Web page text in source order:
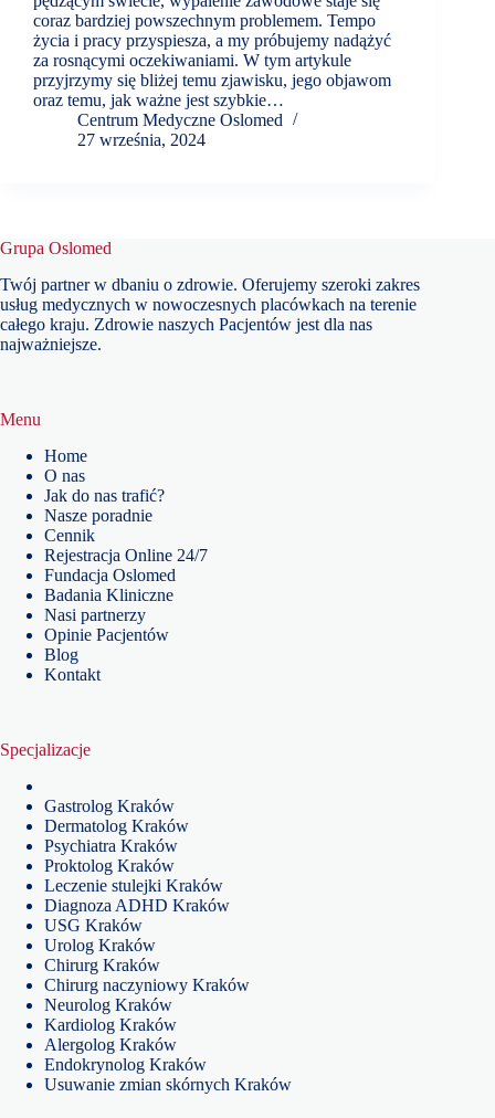
coraz bardziej powszechnym problemem. Tempo
życia i pracy przyspiesza, a my próbujemy nadążyć
za rosnącymi oczekiwaniami. W tym artykule
przyjrzymy się bliżej temu zjawisku, jego objawom
oraz temu, jak ważne jest szybkie…
Centrum Medyczne Oslomed
27 września, 2024
Grupa Oslomed
Twój partner w dbaniu o zdrowie. Oferujemy szeroki zakres
usług medycznych w nowoczesnych placówkach na terenie
całego kraju. Zdrowie naszych Pacjentów jest dla nas
najważniejsze.
Menu
Home
O nas
Jak do nas trafić?
Nasze poradnie
Cennik
Rejestracja Online 24/7
Fundacja Oslomed
Badania Kliniczne
Nasi partnerzy
Opinie Pacjentów
Blog
Kontakt
Specjalizacje
Gastrolog Kraków
Dermatolog Kraków
Psychiatra Kraków
Proktolog Kraków
Leczenie stulejki Kraków
Diagnoza ADHD Kraków
USG Kraków
Urolog Kraków
Chirurg Kraków
Chirurg naczyniowy Kraków
Neurolog Kraków
Kardiolog Kraków
Alergolog Kraków
Endokrynolog Kraków
Usuwanie zmian skórnych Kraków